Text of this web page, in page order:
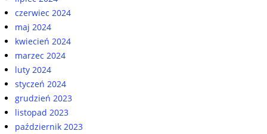
czerwiec 2024
maj 2024
kwiecień 2024
marzec 2024
luty 2024
styczeń 2024
grudzień 2023
listopad 2023
październik 2023